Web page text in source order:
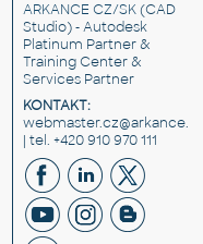
ARKANCE CZ/SK(CAD
Studio) - Autodesk
Platinum Partner &
Training Center &
Services Partner
KONTAKT:
| tel. +420 910 970 111